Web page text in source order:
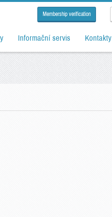
Membership verification
Informační servis Kontakty